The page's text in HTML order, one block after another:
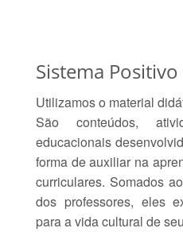
Sistema
Utilizamos o material
São conteúdos,
educacionais
forma de auxiliar na
curriculares. Somados
dos professores, eles
para a vida cultural de